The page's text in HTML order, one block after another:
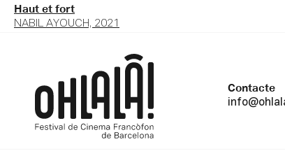
Haut et fort
NABIL AYOUCH, 2021
Contacte